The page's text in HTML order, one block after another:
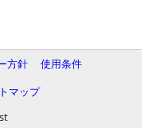
方針
使用条件
マップ